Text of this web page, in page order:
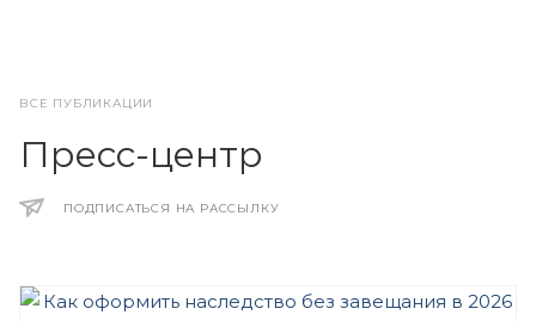
ВСЕ ПУБЛИКАЦИИ
Пресс-центр
ПОДПИСАТЬСЯ НА РАССЫЛКУ